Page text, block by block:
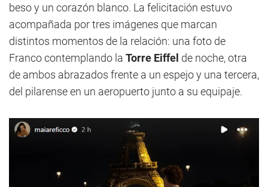
beso y un corazón blanco. La felicitación estuvo
acompañada por tres imágenes que marcan
distintos momentos de la relación: una foto de
Franco contemplando la Torre Eiffel de noche, otra
de ambos abrazados frente a un espejo y una tercera,
del pilarense en un aeropuerto junto a su equipaje.